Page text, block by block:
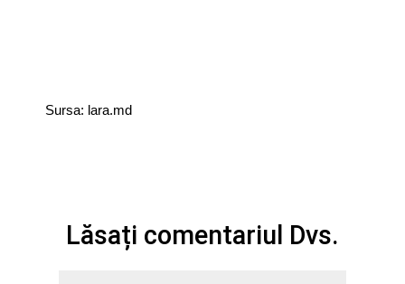
Sursa: lara.md
Lăsați comentariul Dvs.